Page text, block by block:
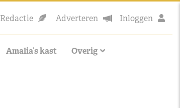
Redactie Adverteren Inloggen
Amalia’s kast Overig